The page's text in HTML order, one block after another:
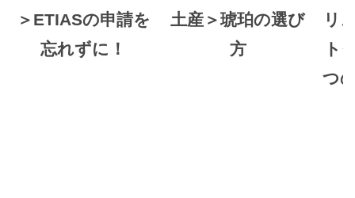
＞ETIASの申請を
忘れずに！
土産＞琥珀の選び
方
リ
ト
つ